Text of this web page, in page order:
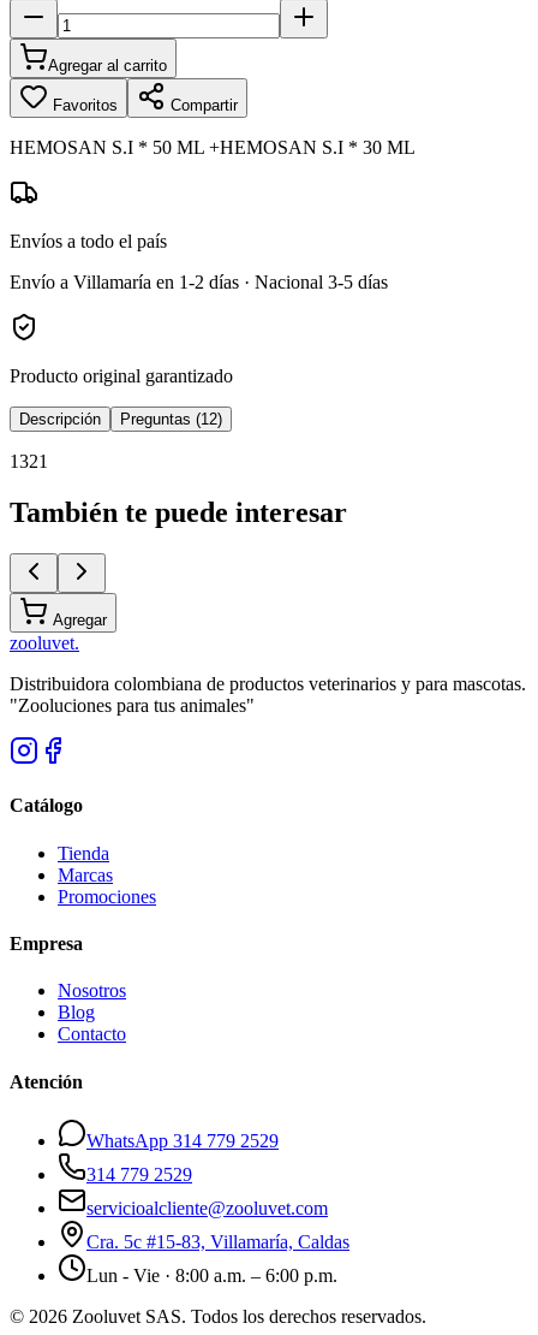
Agregar al carrito
Favoritos Compartir
HEMOSAN S.I * 50 ML +HEMOSAN S.I * 30 ML
Envíos a todo el país
Envío a Villamaría en 1-2 días · Nacional 3-5 días
Producto original garantizado
Descripción Preguntas (12)
1321
También te puede interesar
Agregar
zooluvet.
Distribuidora colombiana de productos veterinarios y para mascotas.
"Zooluciones para tus animales"
Catálogo
Tienda
Marcas
Promociones
Empresa
Nosotros
Blog
Contacto
Atención
WhatsApp 314 779 2529
314 779 2529
servicioalcliente@zooluvet.com
Cra. 5c #15-83, Villamaría, Caldas
Lun - Vie · 8:00 a.m. – 6:00 p.m.
© 2026 Zooluvet SAS. Todos los derechos reservados.